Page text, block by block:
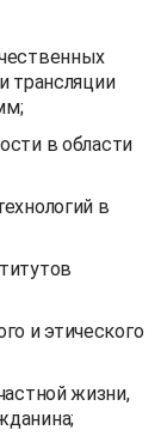
трансляции
в области
в
и этического
жизни,